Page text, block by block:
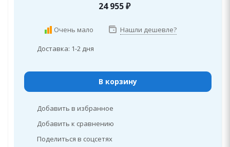
24 955₽
Очень мало Нашли дешевле?
Доставка: 1-2 дня
В корзину
Добавить в избранное
Добавить к сравнению
Поделиться в соцсетях